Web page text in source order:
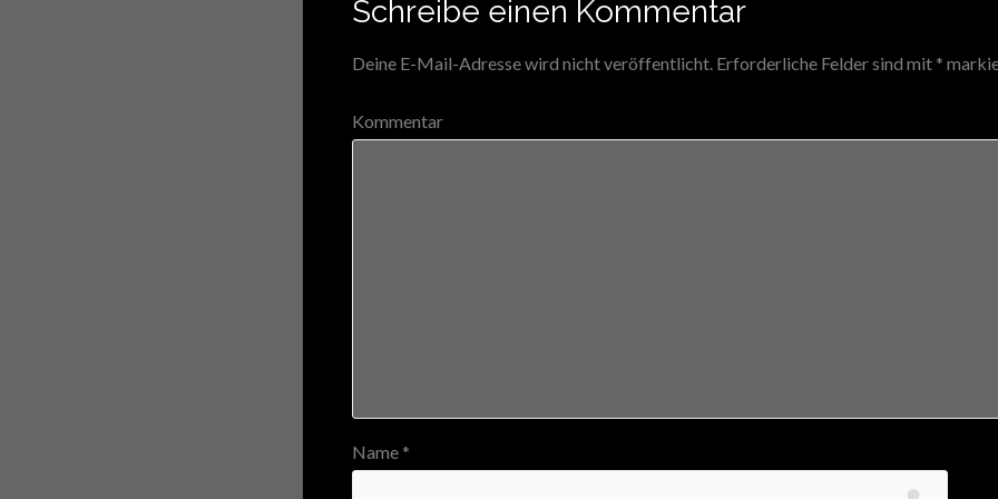
Schreibe einen Kommentar
Deine E-Mail-Adresse wird nicht veröffentlicht. Erforderliche Felder sind mit *
Kommentar
Name *